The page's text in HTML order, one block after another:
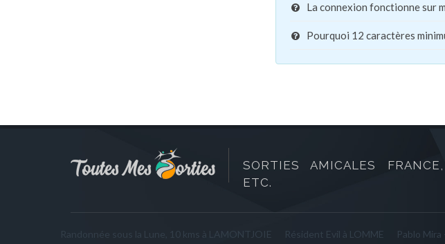
La connexion fonctionne sur
Pourquoi 12 caractères
SORTIES AMICALES
ETC.
Randonnée sous la Lune, 10 kms à LAMONTJOIE Résident Evil à LOMME
Pablo Mira